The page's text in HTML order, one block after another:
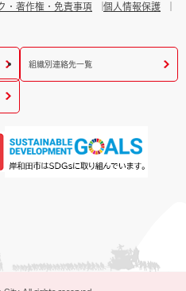
・著作権・免責事項
個人情報保護
組織別連絡先一覧